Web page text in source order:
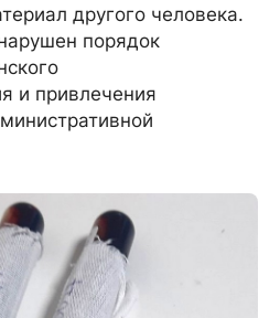
другого человека.
порядок
и привлечения